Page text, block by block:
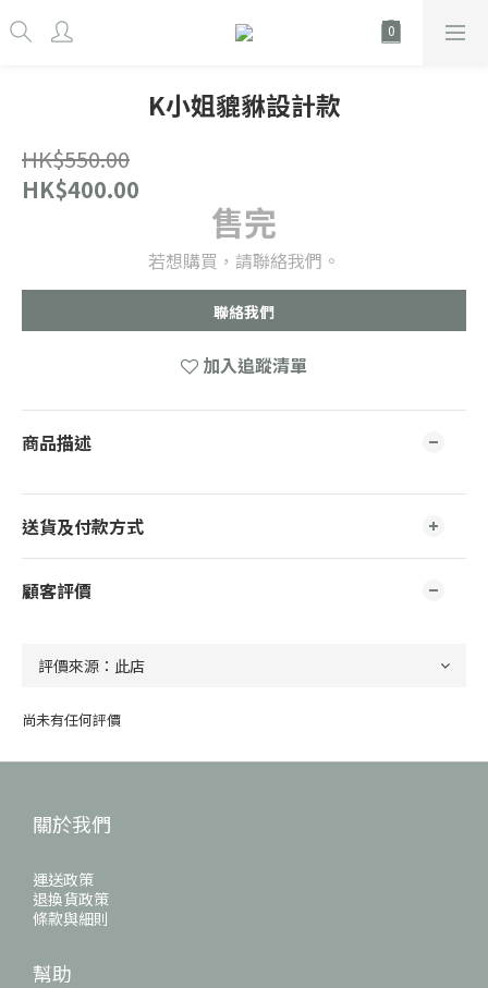
K小姐貔貅設計款
HK$550.00
HK$400.00
售完
若想購買，請聯絡我們。
聯絡我們
加入追蹤清單
商品描述
送貨及付款方式
顧客評價
尚未有任何評價
關於我們
運送政策
退換貨政策
條款與細則
幫助